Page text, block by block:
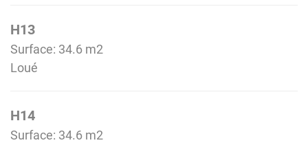
H13
Surface: 34.6 m2
Loué
H14
Surface: 34.6 m2